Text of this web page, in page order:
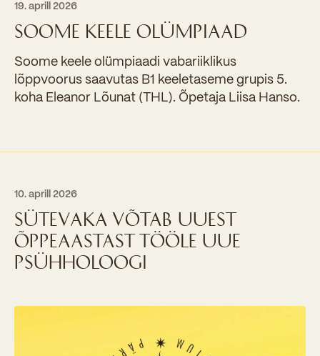
19. aprill 2026
SOOME KEELE OLÜMPIAAD
Soome keele olümpiaadi vabariiklikus
lõppvoorus saavutas B1 keeletaseme grupis 5.
koha Eleanor Lõunat (THL). Õpetaja Liisa Hanso.
10. aprill 2026
SÜTEVAKA VÕTAB UUEST
ÕPPEAASTAST TÖÖLE UUE
PSÜHHOLOOGI